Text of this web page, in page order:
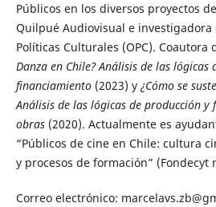
Públicos en los diversos proyectos
Quilpué Audiovisual e
Políticas Culturales (OPC). Coautora
Danza en Chile? Análisis de las lógicas
financiamiento(2023) y ¿Cómo se
Análisis de las lógicas de producción
obras(2020). Actualmente es
“Públicos de cine en Chile: cultura
y procesos de formación” (Fondecyt
Correo electrónico: